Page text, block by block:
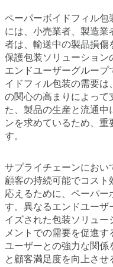
ペーパーボイドフィル包
には、小売業者、製造
者は、輸送中の製品損傷
保護包装ソリューショ
エンドユーザーグルー
イドフィル包装の需要
の関心の高まりによって
た、製品の生産と流通中
ンを求めているため、
す。
サプライチェーンにおい
顧客の持続可能でコス
応えるために、ペーパー
す。異なるエンドユーザ
イズされた包装ソリュ
メントでの需要を促進
ユーザーとの強力な関係
と顧客満足度を向上さ